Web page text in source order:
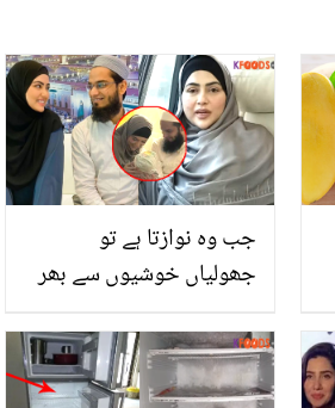
جب وہ نوازتا ہے تو
جھولیاں خوشیوں سے بھر
کی پیدائش پر خدا کا شکر
کیسے ادا کیا؟